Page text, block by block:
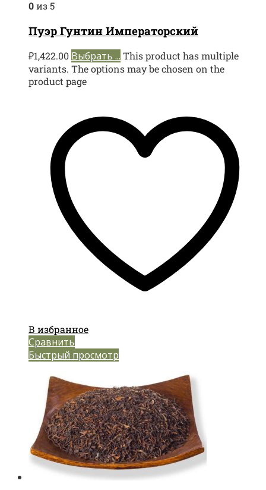
0из 5
Пуэр Гунтин Императорский
₽1,422.00 Выбрать ... This product has multiple
variants. The options may be chosen on the
product page
В избранное
Сравнить
Быстрый просмотр